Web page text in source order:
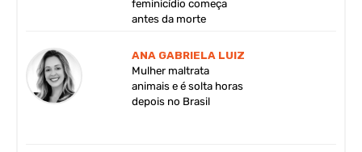
feminicídio começa
antes da morte
ANA GABRIELA LUIZ
Mulher maltrata
animais e é solta horas
depois no Brasil